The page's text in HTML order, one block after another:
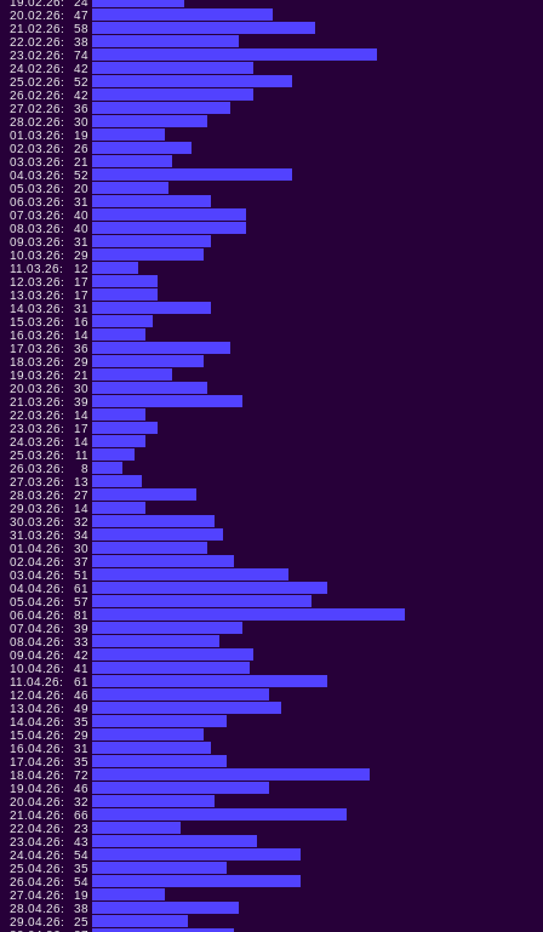
20.02.26:
47
21.02.26:
58
22.02.26:
38
23.02.26:
74
24.02.26:
42
25.02.26:
52
26.02.26:
42
27.02.26:
36
28.02.26:
30
01.03.26:
19
02.03.26:
26
03.03.26:
21
04.03.26:
52
05.03.26:
20
06.03.26:
31
07.03.26:
40
08.03.26:
40
09.03.26:
31
10.03.26:
29
11.03.26:
12
12.03.26:
17
13.03.26:
17
14.03.26:
31
15.03.26:
16
16.03.26:
14
17.03.26:
36
18.03.26:
29
19.03.26:
21
20.03.26:
30
21.03.26:
39
22.03.26:
14
23.03.26:
17
24.03.26:
14
25.03.26:
11
26.03.26:
8
27.03.26:
13
28.03.26:
27
29.03.26:
14
30.03.26:
32
31.03.26:
34
01.04.26:
30
02.04.26:
37
03.04.26:
51
04.04.26:
61
05.04.26:
57
06.04.26:
81
07.04.26:
39
08.04.26:
33
09.04.26:
42
10.04.26:
41
11.04.26:
61
12.04.26:
46
13.04.26:
49
14.04.26:
35
15.04.26:
29
16.04.26:
31
17.04.26:
35
18.04.26:
72
19.04.26:
46
20.04.26:
32
21.04.26:
66
22.04.26:
23
23.04.26:
43
24.04.26:
54
25.04.26:
35
26.04.26:
54
27.04.26:
19
28.04.26:
38
29.04.26:
25